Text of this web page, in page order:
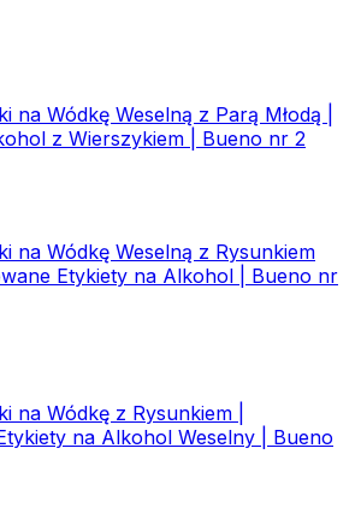
na Wódkę Weselną z Parą Młodą |
z Wierszykiem | Bueno nr 2
na Wódkę Weselną z Rysunkiem
Etykiety na Alkohol | Bueno nr
na Wódkę z Rysunkiem |
na Alkohol Weselny | Bueno